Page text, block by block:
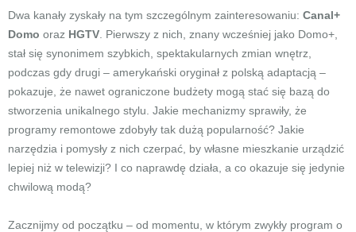
Dwa kanały zyskały na tym szczególnym zainteresowaniu: Canal+
Domo oraz HGTV . Pierwszy z nich, znany wcześniej jako Domo+,
stał się synonimem szybkich, spektakularnych zmian wnętrz,
podczas gdy drugi – amerykański oryginał z polską adaptacją –
pokazuje, że nawet ograniczone budżety mogą stać się bazą do
stworzenia unikalnego stylu. Jakie mechanizmy sprawiły, że
programy remontowe zdobyły tak dużą popularność? Jakie
narzędzia i pomysły z nich czerpać, by własne mieszkanie urządzić
lepiej niż w telewizji? I co naprawdę działa, a co okazuje się jedynie
chwilową modą?
Zacznijmy od początku – od momentu, w którym zwykły program o